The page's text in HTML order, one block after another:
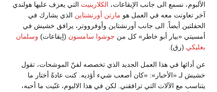
الألبوم، نسمع الى جانب الإيقاعات، الكلارينيت التي يعزف عليها هولندي
آخر تعاونت معه في العمل هو مارتن أورنشتاين الذي يشارك في
الحفلتين أيضاً. الى جانب أورنشتاين وأوفرووتر، يرافق خشيش في
أمسيتي «بيار أبو خاطر» كل من جوشوا سامسون (إيقاعات) وسلمان
بعلبكي (رق).
عن أدائها في هذا العمل الجديد الذي تخصصه لفنّ الموشحات، تقول
خشيش لـ «الأخبار»: «كان أصعب شيء أؤديه. كنت عادةً أختار ما
يتناسب مع الآلات التي ترافقني. لكن في هذا الالبوم، غنّيت ما أحبه،